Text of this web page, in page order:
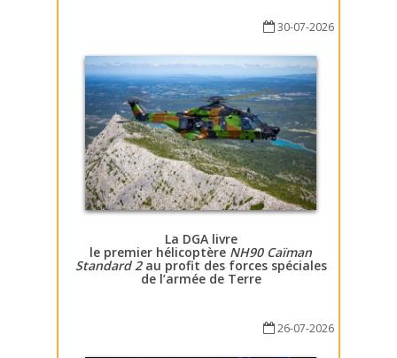
30-07-2026
La DGA livre
le premier hélicoptère NH90 Caïman
Standard 2au profit des forces spéciales
de l’armée de Terre
26-07-2026